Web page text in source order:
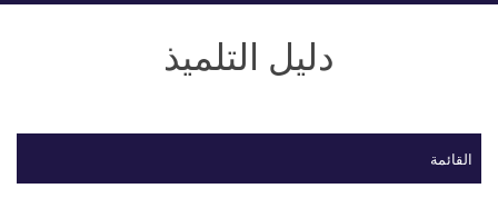
دليل التلميذ
القائمة